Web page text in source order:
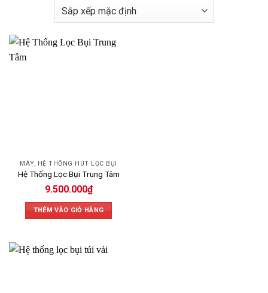
MÁY, HỆ THỐNG HÚT LỌC BỤI
Hệ Thống Lọc Bụi Trung Tâm
9.500.000₫
THÊM VÀO GIỎ HÀNG